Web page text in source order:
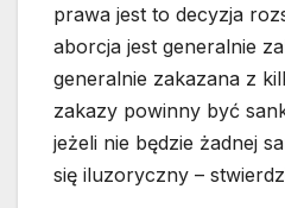
prawa jest to decyzja
aborcja jest generalnie
generalnie zakazana z
zakazy powinny być
jeżeli nie będzie żadnej
się iluzoryczny –